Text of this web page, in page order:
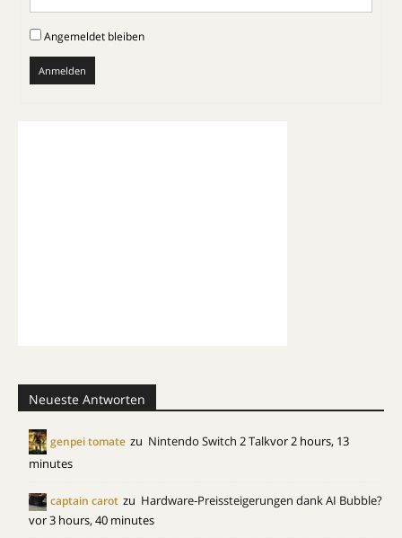
Angemeldet bleiben
Anmelden
Neueste Antworten
genpei tomate zu Nintendo Switch 2 Talkvor 2 hours, 13
minutes
captain carot zu Hardware-Preissteigerungen dank AI Bubble?
vor 3 hours, 40 minutes